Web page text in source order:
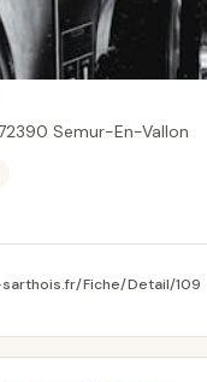
Semur-En-Vallon
sarthois.fr/Fiche/Detail/109